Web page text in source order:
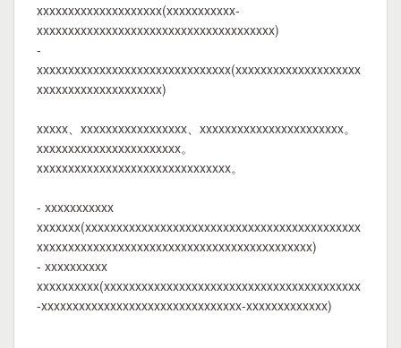
xxxxxxxxxxxxxxxxxxxx(xxxxxxxxxxx-
xxxxxxxxxxxxxxxxxxxxxxxxxxxxxxxxxxxxxx)
-
xxxxxxxxxxxxxxxxxxxxxxxxxxxxxxx(xxxxxxxxxxxxxxxxxxxx
xxxxxxxxxxxxxxxxxxxx)
xxxxx、xxxxxxxxxxxxxxxxx、xxxxxxxxxxxxxxxxxxxxxxx。
xxxxxxxxxxxxxxxxxxxxxxx。
xxxxxxxxxxxxxxxxxxxxxxxxxxxxxxx。
- xxxxxxxxxxx
xxxxxxx(xxxxxxxxxxxxxxxxxxxxxxxxxxxxxxxxxxxxxxxxxxxx
xxxxxxxxxxxxxxxxxxxxxxxxxxxxxxxxxxxxxxxxxxxx)
- xxxxxxxxxx
xxxxxxxxxx(xxxxxxxxxxxxxxxxxxxxxxxxxxxxxxxxxxxxxxxxx
-xxxxxxxxxxxxxxxxxxxxxxxxxxxxxxxx-xxxxxxxxxxxxx)